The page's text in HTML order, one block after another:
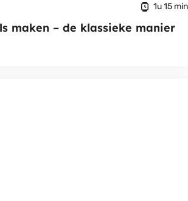
1u 15 min
maken – de klassieke manier